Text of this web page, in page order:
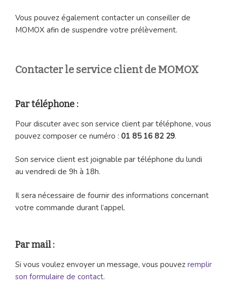
Vous pouvez également contacter un conseiller de
MOMOX afin de suspendre votre prélèvement.
Contacter le service client de MOMOX
Par téléphone :
Pour discuter avec son service client par téléphone, vous
pouvez composer ce numéro : 01 85 16 82 29.
Son service client est joignable par téléphone du lundi
au vendredi de 9h à 18h.
Il sera nécessaire de fournir des informations concernant
votre commande durant l’appel.
Par mail :
Si vous voulez envoyer un message, vous pouvez remplir
son formulaire de contact.